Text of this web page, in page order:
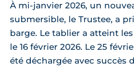
À mi-janvier 2026, un
submersible, le Trustee, a
barge. Le tablier a atteint
le 16 février 2026. Le 25
été déchargée avec succès